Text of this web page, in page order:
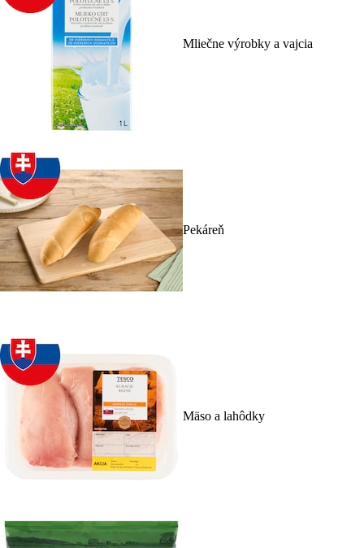
Mliečne výrobky a vajcia
Pekáreň
Mäso a lahôdky